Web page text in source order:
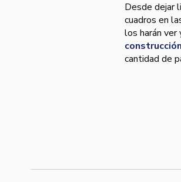
Desde dejar
cuadros en
los harán ver
cantidad de